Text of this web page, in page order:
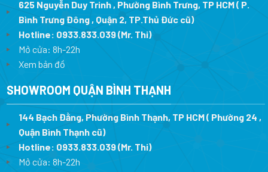
625 Nguyễn Duy Trinh , Phường Bình Trưng, TP HCM ( P.
Bình Trưng Đông , Quận 2, TP.Thủ Đức cũ)
Hotline: 0933.833.039(Mr. Thi)
Mở cửa: 8h-22h
Xem bản đồ
SHOWROOM QUẬN BÌNH THẠNH
144 Bạch Đằng, Phường Bình Thạnh, TP HCM ( Phường 24 ,
Quận Bình Thạnh cũ)
Hotline: 0933.833.039(Mr. Thi)
Mở cửa: 8h-22h